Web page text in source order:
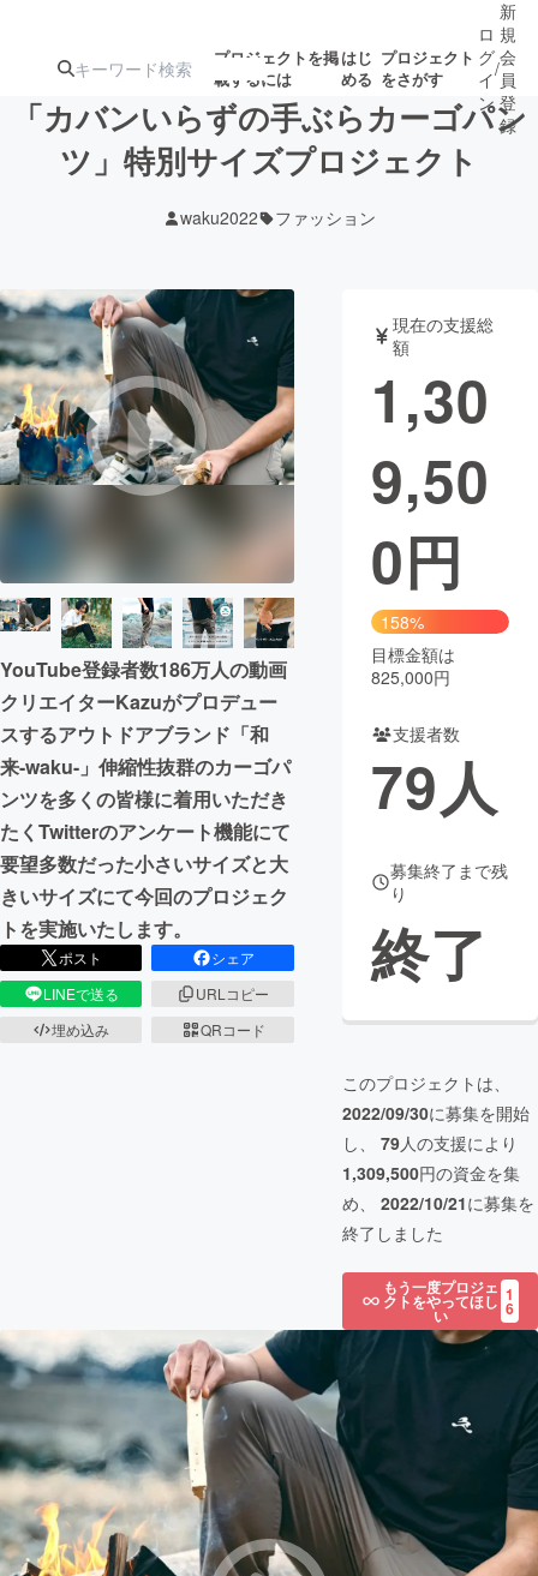
プロジェクトを掲
載するには
はじ
める
プロジェクト
をさがす
ジェクト
ロジェクト
アート・写真 音楽
テクノロジー・ガジェット ゲーム・サ
映像・映画
ビジネス・起業
まちづくり・地域活性化
CAMPFIRE for Social Good
CAMPFIRE Creation
CAMPFIREふるさと納税
コミュニティ
ロ
グ
イ
ン
/
新
規
会
員
登
録
「カバンいらずの手ぶらカーゴパン
ツ」特別サイズプロジェクト
waku2022 ファッション
YouTube登録者数186万人の動画
クリエイターKazuがプロデュー
スするアウトドアブランド「和
来-waku-」伸縮性抜群のカーゴパ
ンツを多くの皆様に着用いただき
たくTwitterのアンケート機能にて
要望多数だった小さいサイズと大
きいサイズにて今回のプロジェク
トを実施いたします。
ポスト
シェア
LINEで送る
URLコピー
埋め込み
QRコード
現在の支援総
額
1,30
9,50
0円
158%
目標金額は
825,000円
支援者数
79人
募集終了まで残
り
終了
このプロジェクトは、
2022/09/30に募集を開始
し、 79人の支援により
1,309,500円の資金を集
め、 2022/10/21に募集を
終了しました
もう一度プロジェ
クトをやってほし
い
1
6